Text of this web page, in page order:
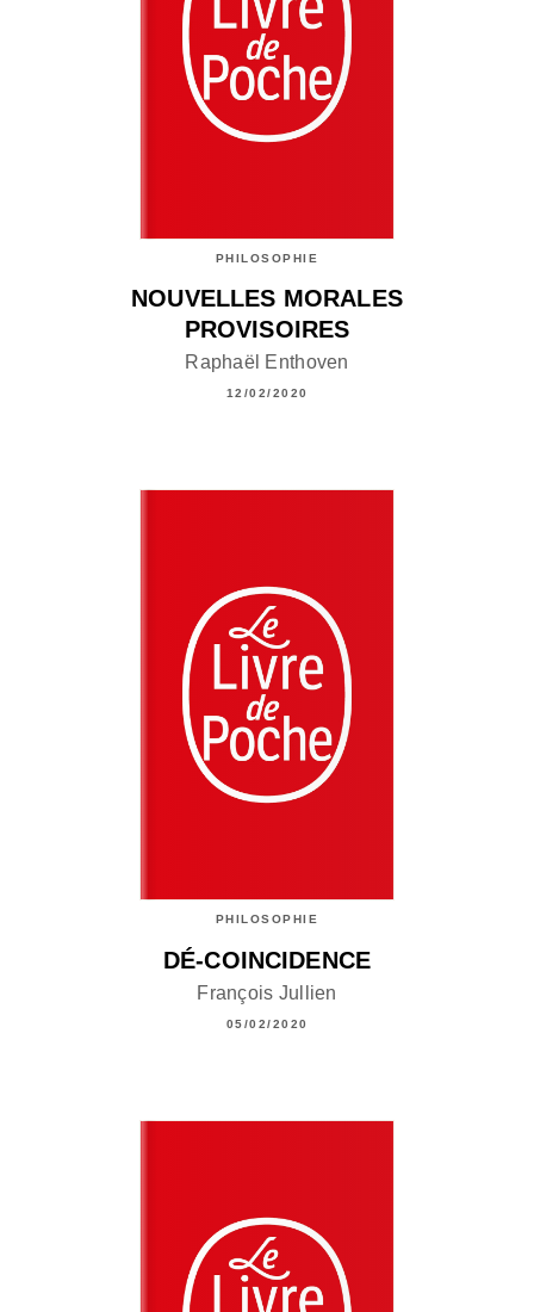
PHILOSOPHIE
NOUVELLES MORALES
PROVISOIRES
Raphaël Enthoven
12/02/2020
PHILOSOPHIE
DÉ-COINCIDENCE
François Jullien
05/02/2020